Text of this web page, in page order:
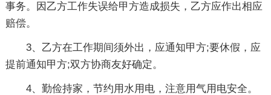
事务。因乙方工作失误给甲方造成损失，乙方应作出相应
赔偿。
3、乙方在工作期间须外出，应通知甲方;要休假，应
提前通知甲方;双方协商友好确定。
4、勤俭持家，节约用水用电，注意用气用电安全。